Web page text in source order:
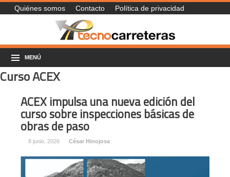
Quiénes somos Contacto Política de privacidad
MENÚ
Curso ACEX
ACEX impulsa una nueva edición del
curso sobre inspecciones básicas de
obras de paso
8 junio, 2026 César Hinojosa